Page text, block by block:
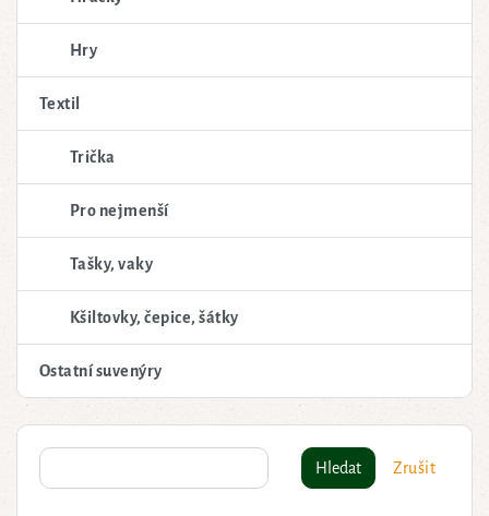
Hry
Textil
Trička
Pro nejmenší
Tašky, vaky
Kšiltovky, čepice, šátky
Ostatní suvenýry
Hledat Zrušit